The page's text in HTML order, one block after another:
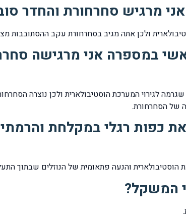
מרגיש סחרחורת והחדר
ולכן אתה מגיב בסחרחורת עקב ההסתובבות
במספרה אני מרגישה
לגירוי המערכת הוסטיבולארית ולכן נוצרה
של הסחרחורת.
כפות רגלי במקלחת
והנעה פתאומית של הנוזלים שבתוך
המשקל?